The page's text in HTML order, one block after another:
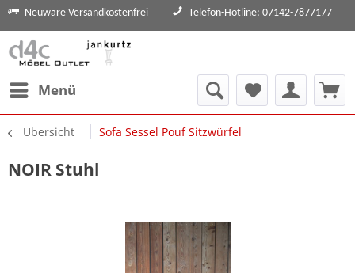
Neuware Versandkostenfrei Telefon-Hotline: 07142-7877177
Menü
Übersicht Sofa Sessel Pouf Sitzwürfel
NOIR Stuhl